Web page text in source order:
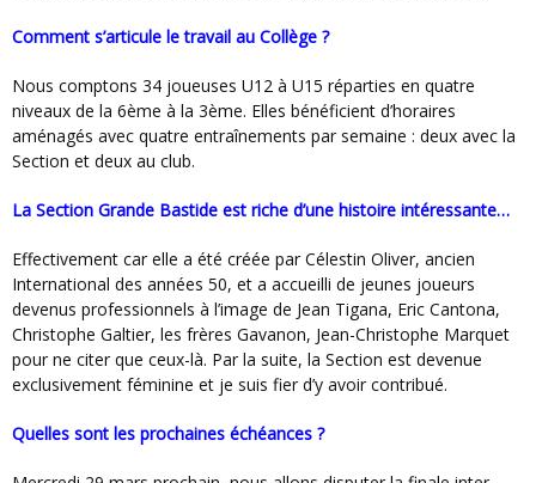
Comment s’articule le travail au Collège ?
Nous comptons 34 joueuses U12 à U15 réparties en quatre
niveaux de la 6ème à la 3ème. Elles bénéficient d’horaires
aménagés avec quatre entraînements par semaine : deux avec la
Section et deux au club.
La Section Grande Bastide est riche d’une histoire intéressante…
Effectivement car elle a été créée par Célestin Oliver, ancien
International des années 50, et a accueilli de jeunes joueurs
devenus professionnels à l’image de Jean Tigana, Eric Cantona,
Christophe Galtier, les frères Gavanon, Jean-Christophe Marquet
pour ne citer que ceux-là. Par la suite, la Section est devenue
exclusivement féminine et je suis fier d’y avoir contribué.
Quelles sont les prochaines échéances ?